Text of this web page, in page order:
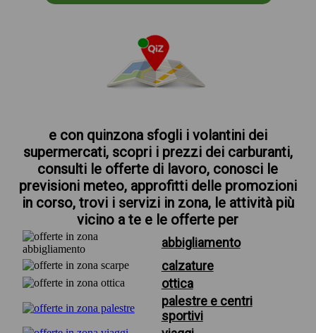
e con quinzona sfogli i volantini dei
supermercati, scopri i prezzi dei carburanti,
consulti le offerte di lavoro, conosci le
previsioni meteo, approfitti delle promozioni
in corso, trovi i servizi in zona, le attività più
vicino a te e le offerte per
abbigliamento
calzature
ottica
palestre e centri
sportivi